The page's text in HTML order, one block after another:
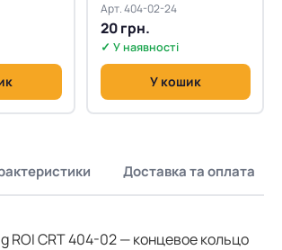
Арт. 404-02-24
20 грн.
✓ У наявності
У кошик
Доставка та оплата
ROI CRT 404-02 — концевое кольцо